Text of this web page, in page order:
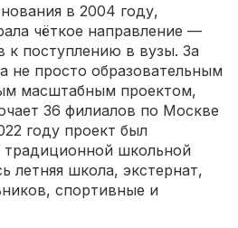
в 2004 году,
чёткое направление —
к поступлению в вузы. За
не просто образовательным
масштабным проектом,
36 филиалов по Москве
году проект был
школьной
летняя школа, экстернат,
спортивные и